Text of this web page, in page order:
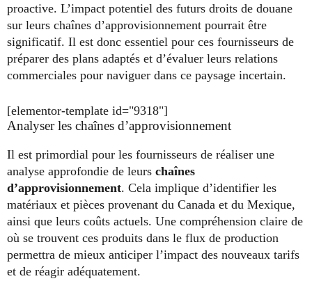
proactive. L’impact potentiel des futurs droits de douane
sur leurs chaînes d’approvisionnement pourrait être
significatif. Il est donc essentiel pour ces fournisseurs de
préparer des plans adaptés et d’évaluer leurs relations
commerciales pour naviguer dans ce paysage incertain.
[elementor-template id="9318"]
Analyser les chaînes d’approvisionnement
Il est primordial pour les fournisseurs de réaliser une
analyse approfondie de leurs chaînes
d’approvisionnement. Cela implique d’identifier les
matériaux et pièces provenant du Canada et du Mexique,
ainsi que leurs coûts actuels. Une compréhension claire de
où se trouvent ces produits dans le flux de production
permettra de mieux anticiper l’impact des nouveaux tarifs
et de réagir adéquatement.